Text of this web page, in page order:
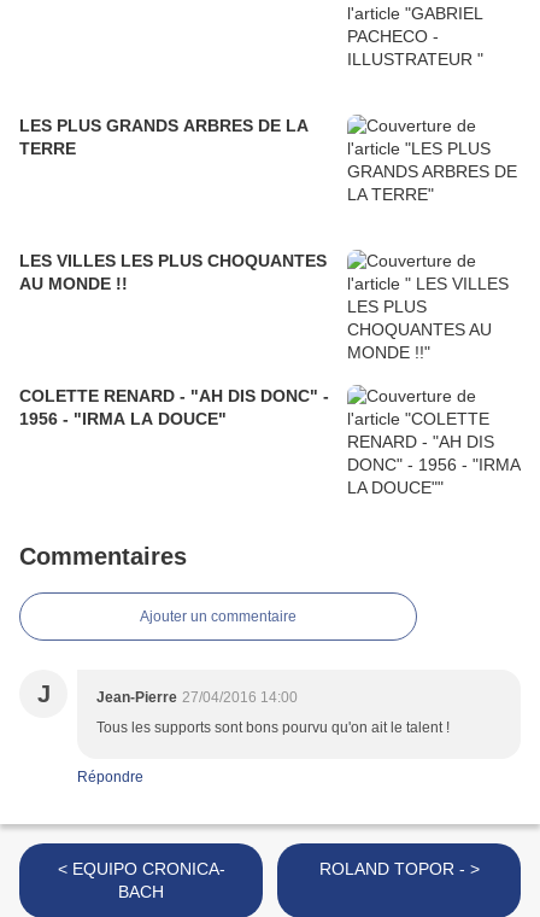
LES PLUS GRANDS ARBRES DE LA
TERRE
LES VILLES LES PLUS CHOQUANTES
AU MONDE !!
COLETTE RENARD - "AH DIS DONC" -
1956 - "IRMA LA DOUCE"
Commentaires
Ajouter un commentaire
J Jean-Pierre 27/04/2016 14:00
Tous les supports sont bons pourvu qu'on ait le talent !
Répondre
< EQUIPO CRONICA-
BACH
ROLAND TOPOR - >